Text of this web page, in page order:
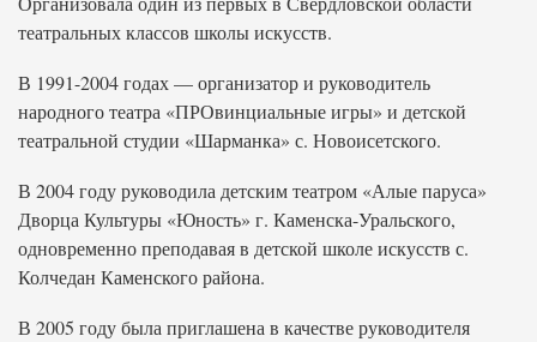
театральных классов школы искусств.
В 1991-2004 годах — организатор и руководитель
народного театра «ПРОвинциальные игры» и детской
театральной студии «Шарманка» с. Новоисетского.
В 2004 году руководила детским театром «Алые паруса»
Дворца Культуры «Юность» г. Каменска-Уральского,
одновременно преподавая в детской школе искусств с.
Колчедан Каменского района.
В 2005 году была приглашена в качестве руководителя